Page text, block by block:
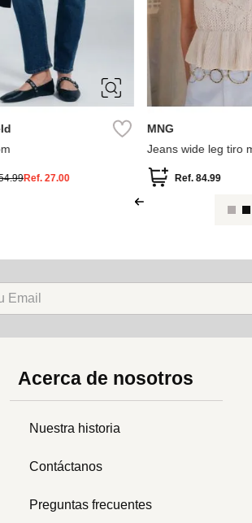
38
40
46
Ref. 27.00
34 36
MNG
Jeans wide leg tiro
Ref. 84.99
Acerca de nosotros
Nuestra historia
Contáctanos
Preguntas frecuentes